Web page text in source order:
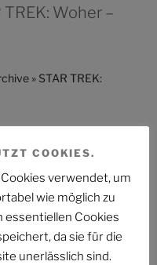
Woher –
» STAR TREK:
COOKIES.
verwendet, um
wie möglich zu
essentiellen Cookies
da sie für die
unerlässlich sind.